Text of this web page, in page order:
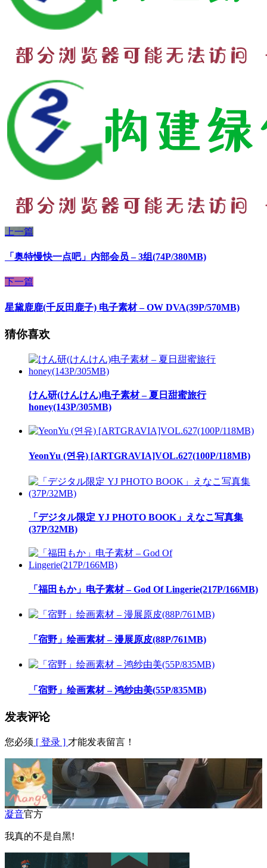
上一篇
「奥特慢快一点吧」内部会员 – 3组(74P/380MB)
下一篇
星黛鹿鹿(千反田鹿子) 电子素材 – OW DVA(39P/570MB)
猜你喜欢
けん研(けんけん)电子素材 – 夏日甜蜜旅行
honey(143P/305MB)
YeonYu (연유) [ARTGRAVIA]VOL.627(100P/118MB)
「デジタル限定 YJ PHOTO BOOK」えなこ写真集
(37P/32MB)
「福田もか」电子素材 – God Of Lingerie(217P/166MB)
「宿野」绘画素材 – 漫展原皮(88P/761MB)
「宿野」绘画素材 – 鸿纱由美(55P/835MB)
发表评论
您必须 [ 登录 ] 才能发表留言！
凝音官方
我真的不是自黑!